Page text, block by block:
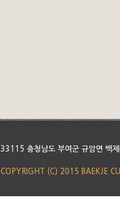
33115 충청남도 부여군 규암면 백
COPYRIGHT (C) 2015 BAEKJE